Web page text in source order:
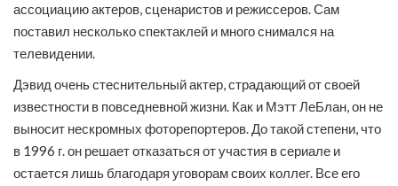
ассоциацию актеров, сценаристов и режиссеров. Сам
поставил несколько спектаклей и много снимался на
телевидении.
Дэвид очень стеснительный актер, страдающий от своей
известности в повседневной жизни. Как и Мэтт ЛеБлан, он не
выносит нескромных фоторепортеров. До такой степени, что
в 1996 г. он решает отказаться от участия в сериале и
остается лишь благодаря уговорам своих коллег. Все его